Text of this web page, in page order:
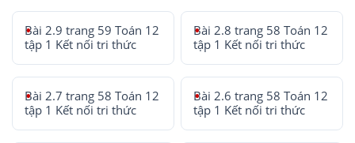
Bài 2.9 trang 59 Toán 12
tập 1 Kết nối tri thức
Bài 2.8 trang 58 Toán 12
tập 1 Kết nối tri thức
Bài 2.7 trang 58 Toán 12
tập 1 Kết nối tri thức
Bài 2.6 trang 58 Toán 12
tập 1 Kết nối tri thức